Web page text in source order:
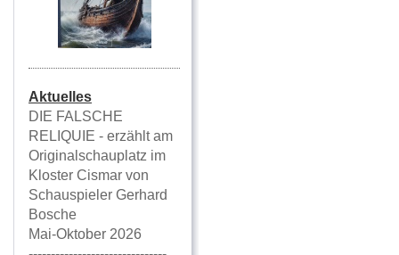
Aktuelles
DIE FALSCHE
RELIQUIE - erzählt am
Originalschauplatz im
Kloster Cismar von
Schauspieler Gerhard
Bosche
Mai-Oktober 2026